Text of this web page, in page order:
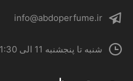
info@abdoperfume.ir
شنبه تا پنجشنبه 11 الی 21:30 جمعه و ایام تعطیل 16 الی 22